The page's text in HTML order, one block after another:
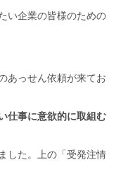
い企業の皆様のための
あっせん依頼が来てお
仕事に意欲的に取組む
した。上の「受発注情